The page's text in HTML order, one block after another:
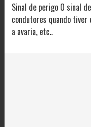
Sinal de perigo O sinal
condutores quando tiver
a avaria, etc..